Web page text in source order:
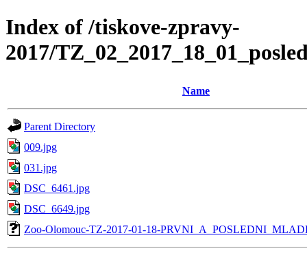
Index of /tiskove-zpravy-
2017/
Name
Parent Directory
009.jpg
031.jpg
DSC_6461.jpg
DSC_6649.jpg
Zoo-Olomouc-TZ-2017-01-18-